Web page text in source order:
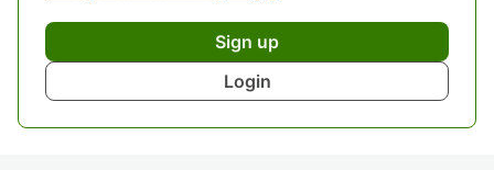
Sign up
Login